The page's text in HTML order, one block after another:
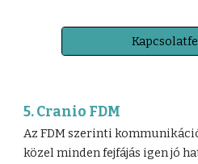
5. Cranio FDM
Az FDM szerinti
közel minden fejfájás igen jó